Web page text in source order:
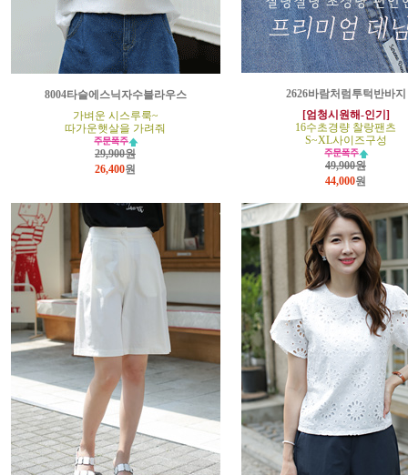
8004타슬에스닉자수블라우스
가벼운 시스루룩~
따가운햇살을 가려줘
29,900원
26,400원
2626바람처럼투턱반바지
[엄청시원해-인기]
16수초경량 찰랑팬츠
S~XL사이즈구성
49,900원
44,000원